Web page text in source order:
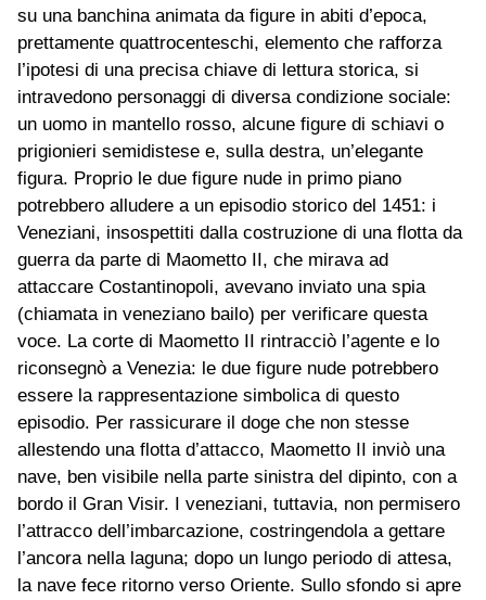
su una banchina animata da figure in abiti d’epoca,
prettamente quattrocenteschi, elemento che rafforza
l’ipotesi di una precisa chiave di lettura storica, si
intravedono personaggi di diversa condizione sociale:
un uomo in mantello rosso, alcune figure di schiavi o
prigionieri semidistese e, sulla destra, un’elegante
figura. Proprio le due figure nude in primo piano
potrebbero alludere a un episodio storico del 1451: i
Veneziani, insospettiti dalla costruzione di una flotta da
guerra da parte di Maometto II, che mirava ad
attaccare Costantinopoli, avevano inviato una spia
(chiamata in veneziano bailo) per verificare questa
voce. La corte di Maometto II rintracciò l’agente e lo
riconsegnò a Venezia: le due figure nude potrebbero
essere la rappresentazione simbolica di questo
episodio. Per rassicurare il doge che non stesse
allestendo una flotta d’attacco, Maometto II inviò una
nave, ben visibile nella parte sinistra del dipinto, con a
bordo il Gran Visir. I veneziani, tuttavia, non permisero
l’attracco dell’imbarcazione, costringendola a gettare
l’ancora nella laguna; dopo un lungo periodo di attesa,
la nave fece ritorno verso Oriente. Sullo sfondo si apre